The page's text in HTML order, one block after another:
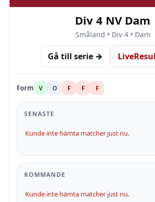
Div 4 NV Dam
Småland • Div 4 • Dam
Gå till serie →
Form V O F F F
SENASTE
Kunde inte hämta matcher just nu.
KOMMANDE
Kunde inte hämta matcher just nu.